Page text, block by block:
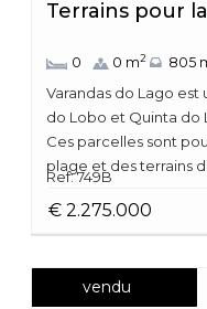
Terrains pour
0 0 m2 805
Varandas do Lago
do Lobo et Quinta do
Ces parcelles sont
plage et des terrains
Ref: 749B
€ 2.275.000
vendu